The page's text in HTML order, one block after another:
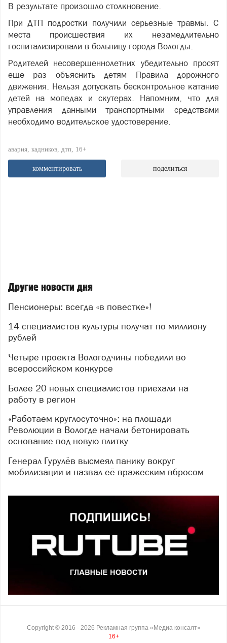
В результате произошло столкновение.
При ДТП подростки получили серьезные травмы. С
места происшествия их незамедлительно
госпитализировали в больницу города Вологды.
Родителей несовершеннолетних убедительно просят
еще раз объяснить детям Правила дорожного
движения. Нельзя допускать бесконтрольное катание
детей на мопедах и скутерах. Напомним, что для
управления данными транспортными средствами
необходимо водительское удостоверение.
авария кадников дтп 16+
комментировать поделиться
Другие новости дня
Пенсионеры: всегда «в повестке»!
14 специалистов культуры получат по миллиону
рублей
Четыре проекта Вологодчины победили во
всероссийском конкурсе
Более 20 новых специалистов приехали на
работу в регион
«Работаем круглосуточно»: на площади
Революции в Вологде начали бетонировать
основание под новую плитку
Генерал Гурулёв высмеял панику вокруг
мобилизации и назвал её вражеским вбросом
Copyright © 2016 - 2026 Рекламная группа «Медиа консалт»
16+